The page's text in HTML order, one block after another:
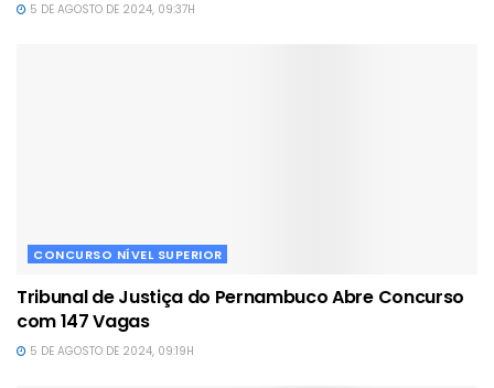
5 DE AGOSTO DE 2024, 09:37H
CONCURSO NÍVEL SUPERIOR
Tribunal de Justiça do Pernambuco Abre Concurso
com 147 Vagas
5 DE AGOSTO DE 2024, 09:19H